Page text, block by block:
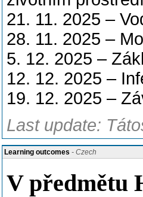
21. 11. 2025 –
28. 11. 2025 –
5. 12. 2025 –
12. 12. 2025 –
19. 12. 2025 –
Last update:
Learning outcomes - Czech
V předmětu